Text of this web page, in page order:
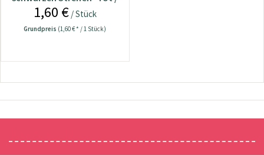
18 mm
1,60 €/ Stück
Grundpreis (1,60 € * / 1 Stück)